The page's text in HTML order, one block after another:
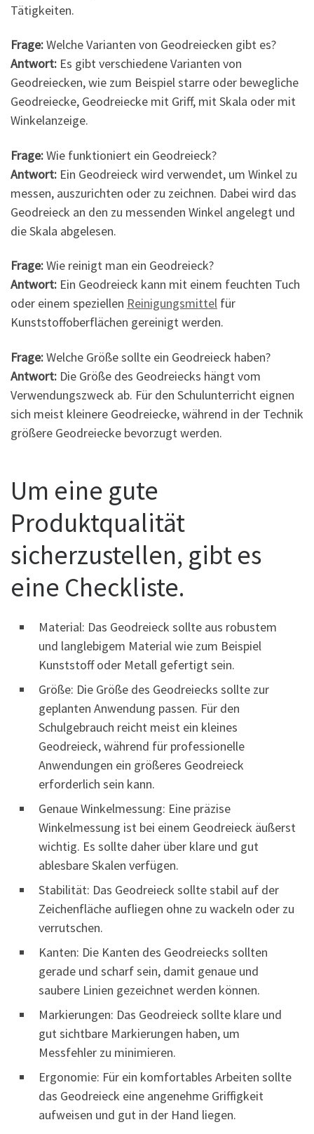
Tätigkeiten.
Frage:Welche Varianten von Geodreiecken gibt es?
Antwort: Es gibt verschiedene Varianten von
Geodreiecken, wie zum Beispiel starre oder bewegliche
Geodreiecke, Geodreiecke mit Griff, mit Skala oder mit
Winkelanzeige.
Frage:Wie funktioniert ein Geodreieck?
Antwort: Ein Geodreieck wird verwendet, um Winkel zu
messen, auszurichten oder zu zeichnen. Dabei wird das
Geodreieck an den zu messenden Winkel angelegt und
die Skala abgelesen.
Frage:Wie reinigt man ein Geodreieck?
Antwort: Ein Geodreieck kann mit einem feuchten Tuch
oder einem speziellen Reinigungsmittel für
Kunststoffoberflächen gereinigt werden.
Frage:Welche Größe sollte ein Geodreieck haben?
Antwort: Die Größe des Geodreiecks hängt vom
Verwendungszweck ab. Für den Schulunterricht eignen
sich meist kleinere Geodreiecke, während in der Technik
größere Geodreiecke bevorzugt werden.
Um eine gute
Produktqualität
sicherzustellen, gibt es
eine Checkliste.
Material: Das Geodreieck sollte aus robustem
und langlebigem Material wie zum Beispiel
Kunststoff oder Metall gefertigt sein.
Größe: Die Größe des Geodreiecks sollte zur
geplanten Anwendung passen. Für den
Schulgebrauch reicht meist ein kleines
Geodreieck, während für professionelle
Anwendungen ein größeres Geodreieck
erforderlich sein kann.
Genaue Winkelmessung: Eine präzise
Winkelmessung ist bei einem Geodreieck äußerst
wichtig. Es sollte daher über klare und gut
ablesbare Skalen verfügen.
Stabilität: Das Geodreieck sollte stabil auf der
Zeichenfläche aufliegen ohne zu wackeln oder zu
verrutschen.
Kanten: Die Kanten des Geodreiecks sollten
gerade und scharf sein, damit genaue und
saubere Linien gezeichnet werden können.
Markierungen: Das Geodreieck sollte klare und
gut sichtbare Markierungen haben, um
Messfehler zu minimieren.
Ergonomie: Für ein komfortables Arbeiten sollte
das Geodreieck eine angenehme Griffigkeit
aufweisen und gut in der Hand liegen.